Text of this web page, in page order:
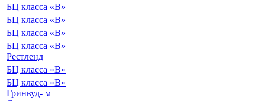
БЦ класса «B»
БЦ класса «B»
БЦ класса «B»
БЦ класса «B»
Рестленд
БЦ класса «B»
БЦ класса «B»
Гринвуд- м